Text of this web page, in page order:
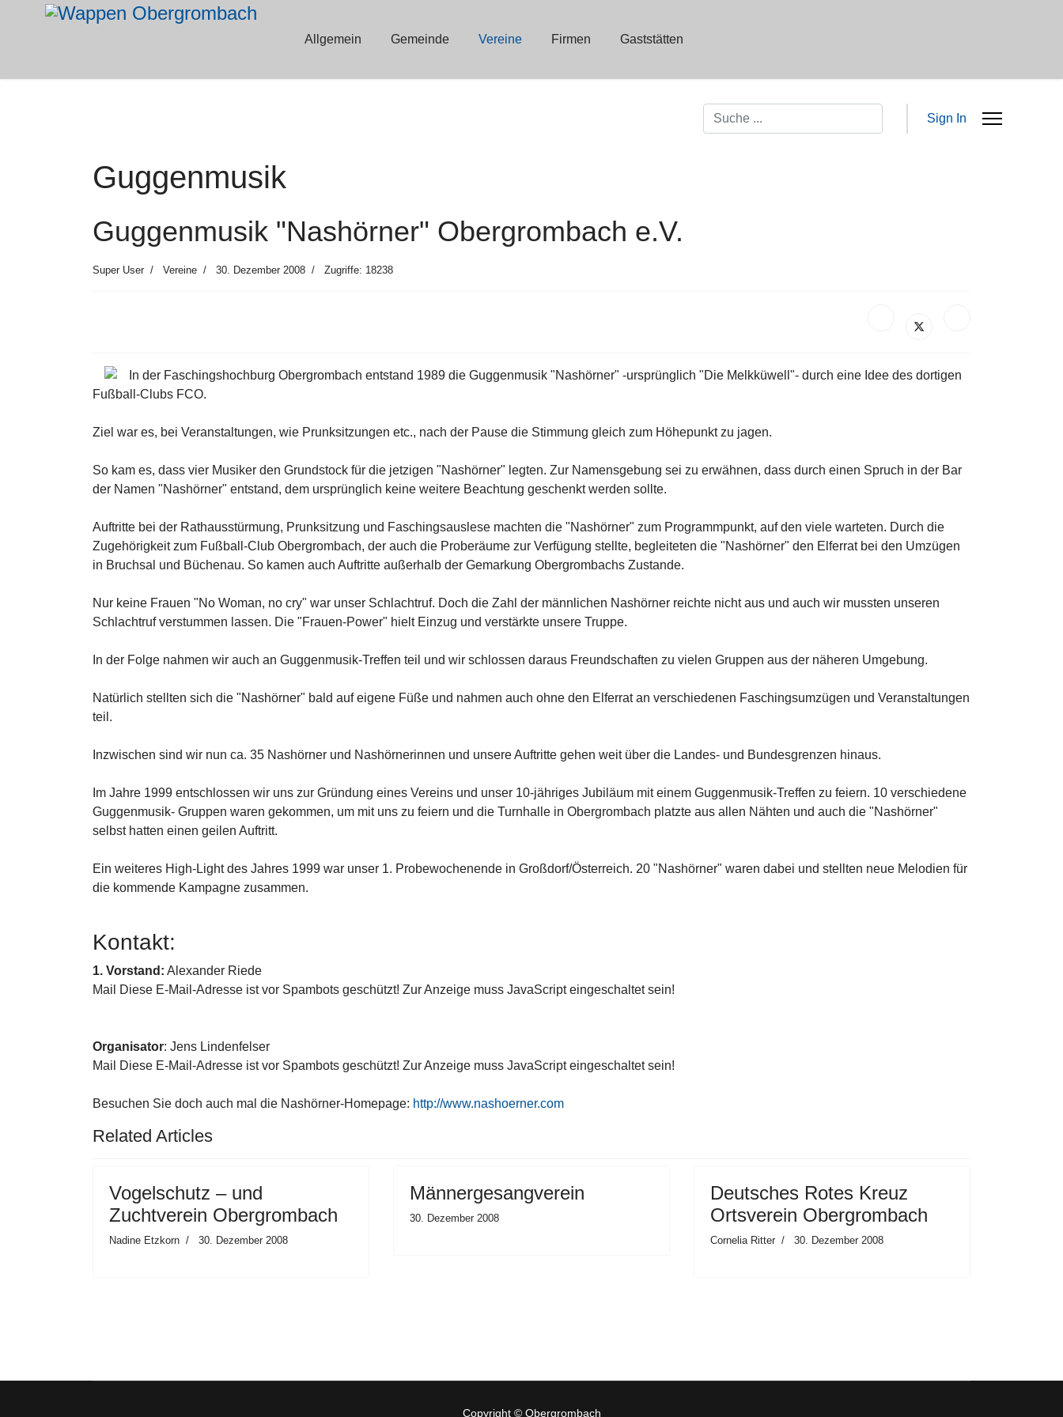
Allgemein Gemeinde Vereine Firmen Gaststätten
Suchen Sign In
Guggenmusik
Guggenmusik "Nashörner" Obergrombach e.V.
Super User Vereine 30. Dezember 2008 Zugriffe: 18238
In der Faschingshochburg Obergrombach entstand 1989 die Guggenmusik "Nashörner" -ursprünglich "Die Melkküwell"- durch eine Idee des dortigen
Fußball-Clubs FCO.
Ziel war es, bei Veranstaltungen, wie Prunksitzungen etc., nach der Pause die Stimmung gleich zum Höhepunkt zu jagen.
So kam es, dass vier Musiker den Grundstock für die jetzigen "Nashörner" legten. Zur Namensgebung sei zu erwähnen, dass durch einen Spruch in der Bar
der Namen "Nashörner" entstand, dem ursprünglich keine weitere Beachtung geschenkt werden sollte.
Auftritte bei der Rathausstürmung, Prunksitzung und Faschingsauslese machten die "Nashörner" zum Programmpunkt, auf den viele warteten. Durch die
Zugehörigkeit zum Fußball-Club Obergrombach, der auch die Proberäume zur Verfügung stellte, begleiteten die "Nashörner" den Elferrat bei den Umzügen
in Bruchsal und Büchenau. So kamen auch Auftritte außerhalb der Gemarkung Obergrombachs Zustande.
Nur keine Frauen "No Woman, no cry" war unser Schlachtruf. Doch die Zahl der männlichen Nashörner reichte nicht aus und auch wir mussten unseren
Schlachtruf verstummen lassen. Die "Frauen-Power" hielt Einzug und verstärkte unsere Truppe.
In der Folge nahmen wir auch an Guggenmusik-Treffen teil und wir schlossen daraus Freundschaften zu vielen Gruppen aus der näheren Umgebung.
Natürlich stellten sich die "Nashörner" bald auf eigene Füße und nahmen auch ohne den Elferrat an verschiedenen Faschingsumzügen und Veranstaltungen
teil.
Inzwischen sind wir nun ca. 35 Nashörner und Nashörnerinnen und unsere Auftritte gehen weit über die Landes- und Bundesgrenzen hinaus.
Im Jahre 1999 entschlossen wir uns zur Gründung eines Vereins und unser 10-jähriges Jubiläum mit einem Guggenmusik-Treffen zu feiern. 10 verschiedene
Guggenmusik- Gruppen waren gekommen, um mit uns zu feiern und die Turnhalle in Obergrombach platzte aus allen Nähten und auch die "Nashörner"
selbst hatten einen geilen Auftritt.
Ein weiteres High-Light des Jahres 1999 war unser 1. Probewochenende in Großdorf/Österreich. 20 "Nashörner" waren dabei und stellten neue Melodien für
die kommende Kampagne zusammen.
Kontakt:
1. Vorstand: Alexander Riede
Mail
Diese E-Mail-Adresse ist vor Spambots geschützt! Zur Anzeige muss JavaScript eingeschaltet sein!
Organisator: Jens Lindenfelser
Mail
Diese E-Mail-Adresse ist vor Spambots geschützt! Zur Anzeige muss JavaScript eingeschaltet sein!
Besuchen Sie doch auch mal die Nashörner-Homepage: http://www.nashoerner.com
Related Articles
Vogelschutz – und
Zuchtverein Obergrombach
Nadine Etzkorn 30. Dezember 2008
Männergesangverein
30. Dezember 2008
Deutsches Rotes Kreuz
Ortsverein Obergrombach
Cornelia Ritter 30. Dezember 2008
Copyright © Obergrombach